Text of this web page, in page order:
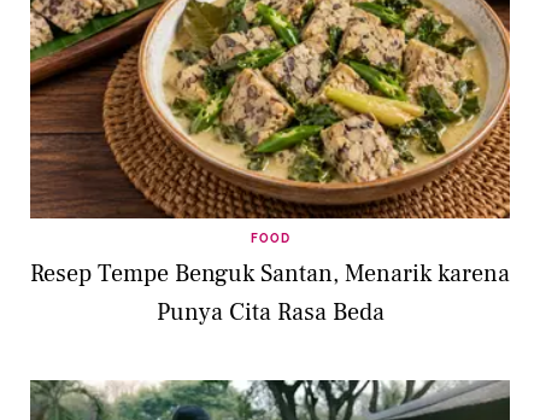
FOOD
Resep Tempe Benguk Santan, Menarik karena
Punya Cita Rasa Beda